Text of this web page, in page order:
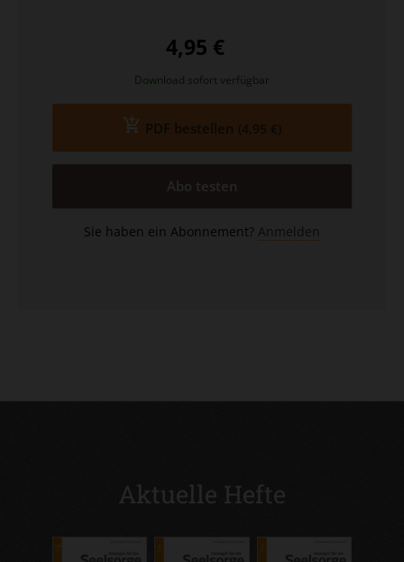
4,95 €
Download sofort verfügbar
PDF bestellen (4,95 €)
Abo testen
Sie haben ein Abonnement? Anmelden
Aktuelle Hefte